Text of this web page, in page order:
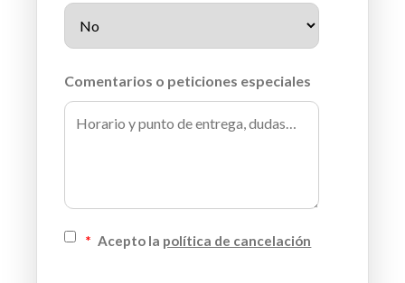
Comentarios o peticiones especiales
* Acepto la política de cancelación